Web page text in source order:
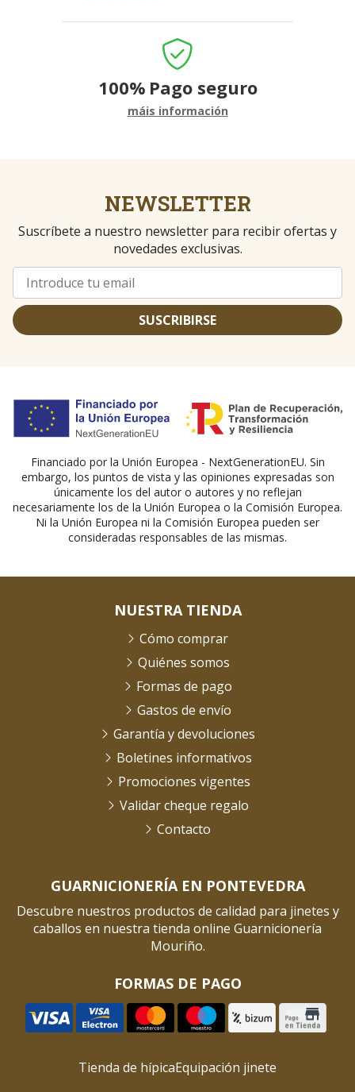
100% Pago seguro
máis información
NEWSLETTER
Suscríbete a nuestro newsletter para recibir ofertas y
novedades exclusivas.
SUSCRIBIRSE
Financiado por la Unión Europea - NextGenerationEU. Sin
embargo, los puntos de vista y las opiniones expresadas son
únicamente los del autor o autores y no reflejan
necesariamente los de la Unión Europea o la Comisión Europea.
Ni la Unión Europea ni la Comisión Europea pueden ser
consideradas responsables de las mismas.
GUARNICIONERÍA EN PONTEVEDRA
Descubre nuestros productos de calidad para jinetes y
caballos en nuestra tienda online Guarnicionería
Mouriño.
FORMAS DE PAGO
NUESTRA TIENDA
Cómo comprar
Quiénes somos
Formas de pago
Gastos de envío
Garantía y devoluciones
Boletines informativos
Promociones vigentes
Validar cheque regalo
Contacto
Tienda de hípicaEquipación jinete